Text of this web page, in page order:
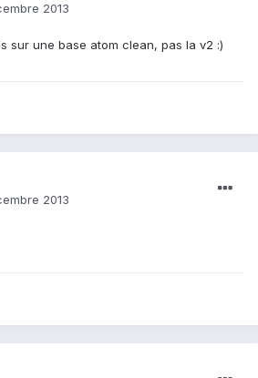
2013
sur une base atom clean, pas la v2 :)
2013